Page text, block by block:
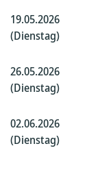
19.05.2026
(Dienstag)
26.05.2026
(Dienstag)
02.06.2026
(Dienstag)